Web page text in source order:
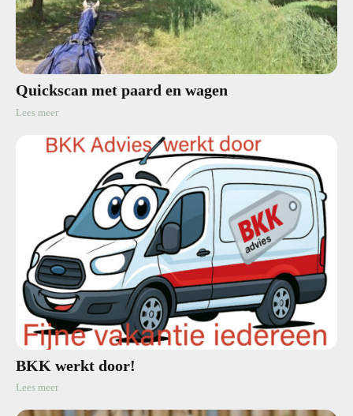
Quickscan met paard en wagen
Lees meer
BKK werkt door!
Lees meer